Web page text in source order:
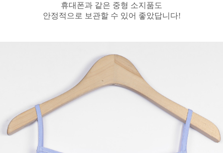
휴대폰과 같은 중형 소지품도
안정적으로 보관할 수 있어 좋았답니다!